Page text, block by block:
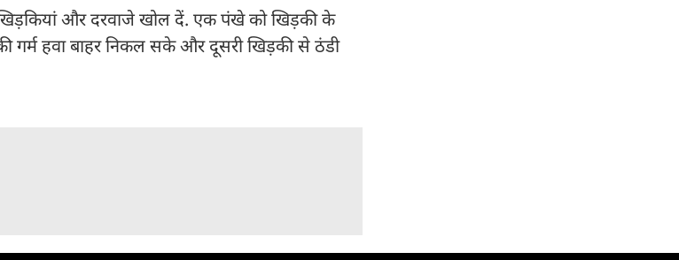
और दरवाजे खोल दें. एक पंखे को खिड़की के
गर्म हवा बाहर निकल सके और दूसरी खिड़की से ठंडी